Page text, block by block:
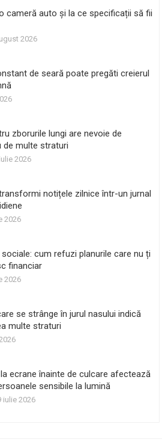
cameră auto și la ce specificații să fii
2026
de seară poate pregăti creierul
zborurile lungi are nevoie de
de multe straturi
2026
notițele zilnice într-un jurnal
2026
sociale: cum refuzi planurile care nu ți
financiar
2026
se strânge în jurul nasului indică
multe straturi
ecrane înainte de culcare afectează
sensibile la lumină
iulie 2026